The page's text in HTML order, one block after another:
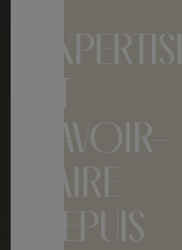
EXPERTISE
ET
SAVOIR-
FAIRE
DEPUIS